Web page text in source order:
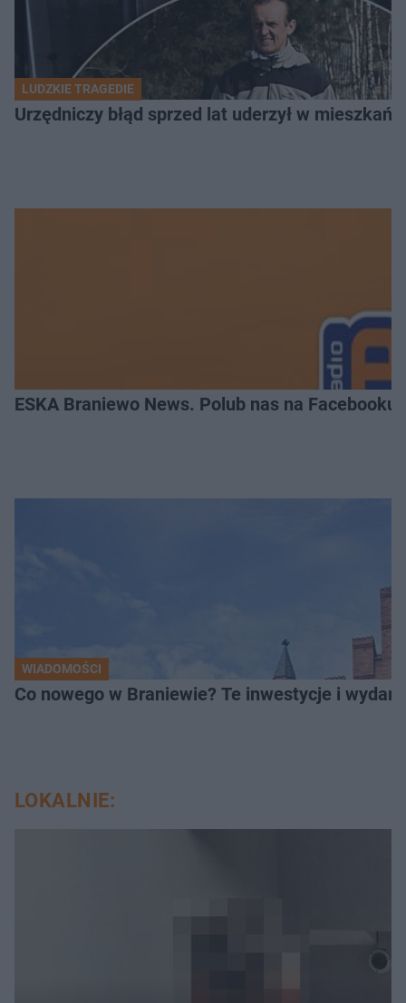
LUDZKIE TRAGEDIE
Urzędniczy błąd sprzed lat uderzył w
ESKA Braniewo News. Polub nas na Facebooku!
WIADOMOŚCI
Co nowego w Braniewie? Te inwestycje i
LOKALNIE: